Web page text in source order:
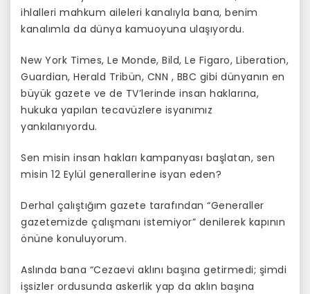
ihlalleri mahkum aileleri kanalıyla bana, benim
kanalımla da dünya kamuoyuna ulaşıyordu.
New York Times, Le Monde, Bild, Le Figaro, Liberation,
Guardian, Herald Tribün, CNN , BBC gibi dünyanın en
büyük gazete ve de TV’lerinde insan haklarına,
hukuka yapılan tecavüzlere isyanımız
yankılanıyordu.
Sen misin insan hakları kampanyası başlatan, sen
misin 12 Eylül generallerine isyan eden?
Derhal çalıştığım gazete tarafından “Generaller
gazetemizde çalışmanı istemiyor” denilerek kapının
önüne konuluyorum.
Aslında bana “Cezaevi aklını başına getirmedi; şimdi
işsizler ordusunda askerlik yap da aklın başına